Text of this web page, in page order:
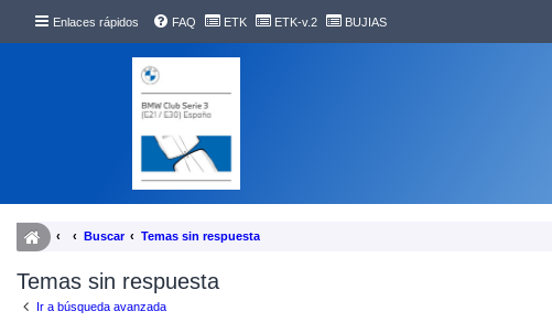
Enlaces rápidos FAQ ETK ETK-v.2 BUJIAS
Buscar Temas sin respuesta
Temas sin respuesta
Ir a búsqueda avanzada